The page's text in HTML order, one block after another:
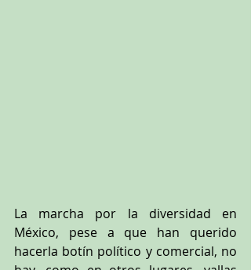
La marcha por la diversidad en
México, pese a que han querido
hacerla botín político y comercial, no